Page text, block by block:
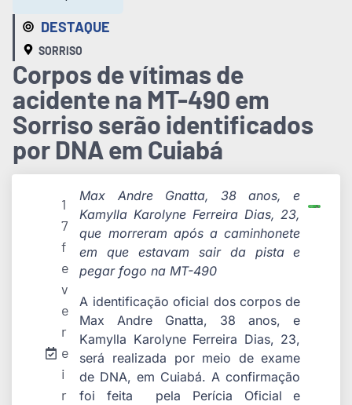
DESTAQUE
SORRISO
Corpos de vítimas de
acidente na MT-490 em
Sorriso serão identificados
por DNA em Cuiabá
1
7
f
e
v
e
r
e
i
r
Max Andre Gnatta, 38 anos, e
Kamylla Karolyne Ferreira Dias, 23,
que morreram após a caminhonete
em que estavam sair da pista e
pegar fogo na MT-490
A identificação oficial dos corpos de
Max Andre Gnatta, 38 anos, e
Kamylla Karolyne Ferreira Dias, 23,
será realizada por meio de exame
de DNA, em Cuiabá. A confirmação
foi feita pela Perícia Oficial e